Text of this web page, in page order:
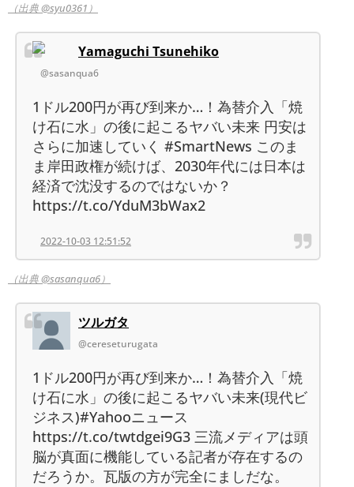
（出典 @syu0361）
Yamaguchi Tsunehiko
@sasanqua6
1ドル200円が再び到来か…！為替介入「焼
け石に水」の後に起こるヤバい未来 円安は
さらに加速していく #SmartNews このま
ま岸田政権が続けば、2030年代には日本は
経済で沈没するのではないか？
https://t.co/YduM3bWax2
2022-10-03 12:51:52
（出典 @sasanqua6）
ツルガタ
@cereseturugata
1ドル200円が再び到来か…！為替介入「焼
け石に水」の後に起こるヤバい未来(現代ビ
ジネス)#Yahooニュース
https://t.co/twtdgei9G3 三流メディアは頭
脳が真面に機能している記者が存在するの
だろうか。瓦版の方が完全にましだな。